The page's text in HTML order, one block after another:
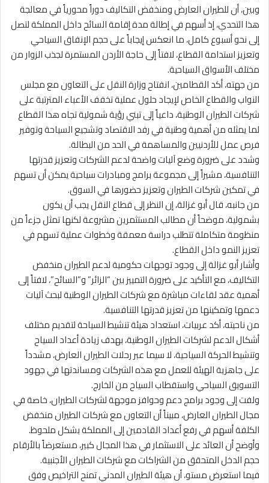
وبين، أن للطيران العارض ومنخفض التكاليف دوراً محورياً في معالجة
هذا التحدي، إذ أسهم في إطالة مدة إقامة السائح داخل المملكة لتصل
إلى نحو أسبوع كامل، ما انعكس إيجاباً على حجم الإنفاق السياحي
وتعزيز استدامة القطاع، لافتاً إلى حاجة الأردن المستمرة لجذب الزوار من
مختلف الأسواق السياحية.
من جهته، أكد القطامين، انفتاح وزارة النقل على التعاون مع مجلس
النواب والقطاع الخاص لإيجاد حلول عملية تخفف الأعباء المترتبة على
شركات الطيران الوطنية، داعياً إلى تبني رؤية شمولية تجاه هذا القطاع
لما يمثله من أهمية وطنية في رفد الاقتصاد وتشجيع السياحة وتوفير
فرص عمل للأردنيين والمساهمة في الحد من البطالة.
وشدد على ضرورة وضع آليات واضحة لدعم الشركات وتعزيز قدرتها
التنافسية، مشيراً إلى مجموعة برامج ومبادرات سياحية يمكن أن تسهم
في تمكين شركات الطيران وتعزيز حضورها في السوق.
من جانبه، قال أبو غزالة، إن النظر إلى قطاع النقل يجب أن يكون
بشمولية، موضحاً أن مطالب المستثمرين مشروعة لكنها تمثل جزءاً من
منظومة متكاملة تتطلب دراسة معمقة وخطوات عملية تسهم في
تعزيز النمو داخل القطاع.
وأشار أبو غزالة إلى وجود توجهات حكومية لدعم الطيران منخفض
التكاليف، مع التأكيد على ضرورة التمييز بين “الزائر” و”السائح”، لافتاً إلى
أهمية عقد لقاءات مباشرة مع شركات الطيران الوطنية لبحث آليات
دعمها وتمكينها من تعزيز قدرتها التنافسية.
من ناحيته، أكد عربيات، استعداد هيئة تنشيط السياحة لتقديم مختلف
أشكال الدعم لشركات الطيران الوطنية، بهدف زيادة أعداد السياح
وتنشيط الحركة السياحية، لا سيما عبر رحلات الطيران العارض، مشدداً
على جاهزية الهيئة للعمل مع هذه الشركات ومساندتها في جهود
التسويق السياحي واستقطاب السياح من الخارج.
ولفت إلى وجود برامج دعم وحوافز موجهة لشركات الطيران، خاصة في
مجال الطيران العارض، مبيناً أن التعاون مع شركات الطيران منخفض
الكلفة أسهم في رفع أعداد القادمين إلى المملكة بشكل ملحوظ.
وأوضح أن العائد على الاستثمار في هذا المجال كبير، مستعرضاً بالأرقام
حجم الدخل المتحقق من الشراكات مع شركات الطيران الأجنبية.
فيما استعرض مستو، أن هيئة الطيران المدني تمنح التراخيص وفق